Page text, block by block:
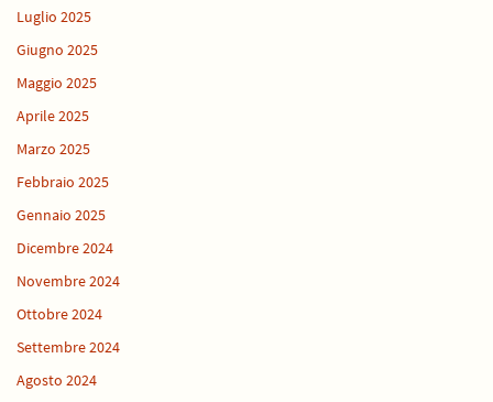
Luglio 2025
Giugno 2025
Maggio 2025
Aprile 2025
Marzo 2025
Febbraio 2025
Gennaio 2025
Dicembre 2024
Novembre 2024
Ottobre 2024
Settembre 2024
Agosto 2024